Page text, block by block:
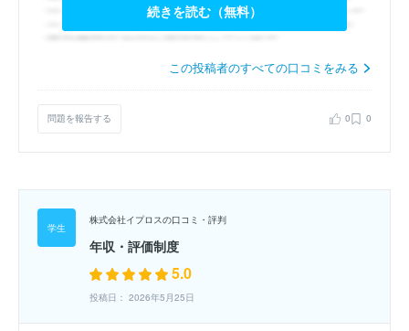
続きを読む（無料）
この投稿者のすべての口コミをみる
問題を報告する 0 0
株式会社イプロスの口コミ・評判
年収・評価制度
5.0
投稿日： 2026年5月25日